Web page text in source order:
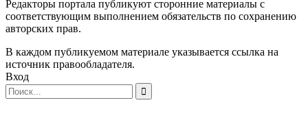
Редакторы портала публикуют сторонние материалы с
соответствующим выполнением обязательств по сохранению
авторских прав.
В каждом публикуемом материале указывается ссылка на
источник правообладателя.
Вход